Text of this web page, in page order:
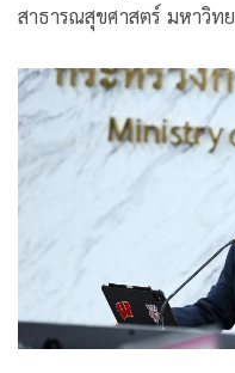
สาธารณสุขศาสตร์ มหาวิท
ตกลงความร่วมมือด้านวิชาก